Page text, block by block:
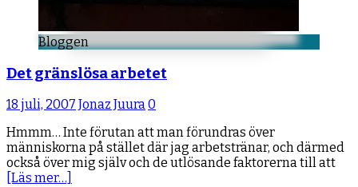
Bloggen
Det gränslösa arbetet
18 juli, 2007 Jonaz Juura0
Hmmm… Inte förutan att man förundras över
människorna på stället där jag arbetstränar, och därmed
också över mig själv och de utlösande faktorerna till att
[Läs mer…]